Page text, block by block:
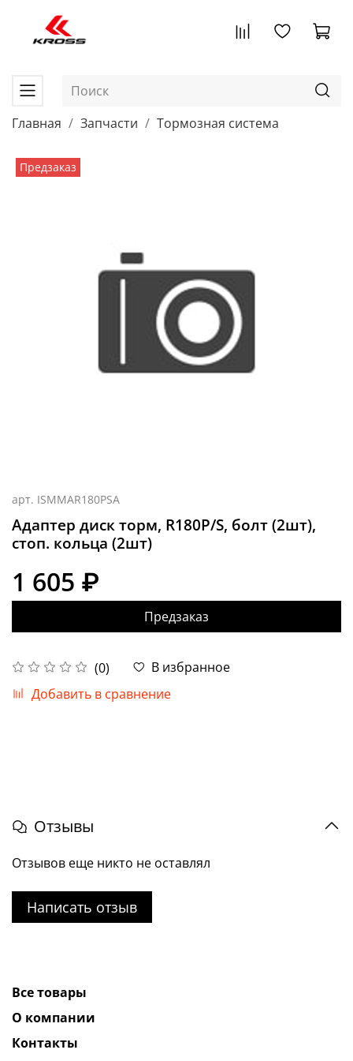
Главная Запчасти Тормозная система
Предзаказ
арт. ISMMAR180PSA
Адаптер диск торм, R180P/S, болт (2шт),
стоп. кольца (2шт)
(0)
В избранное
Добавить в сравнение
1 605 ₽
Предзаказ
Отзывы
Отзывов еще никто не оставлял
Написать отзыв
Все товары
О компании
Контакты